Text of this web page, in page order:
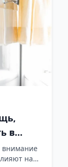
в
внимание
на